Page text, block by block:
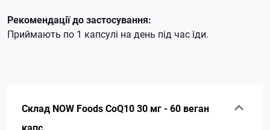
Рекомендації до застосування:
Приймають по 1 капсулі на день під час їди.
Склад NOW Foods CoQ10 30 мг - 60 веган
капс